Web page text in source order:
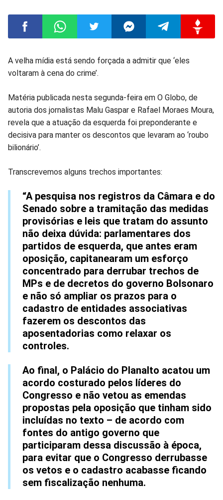
Compartilhar
Facebook
Compartilhar
Whatsapp
Compartilhar
Twitter
Compartilhar
Messenger
Compartilhar
TelegramGettr
A velha mídia está sendo forçada a admitir que ‘eles
voltaram à cena do crime’.
Matéria publicada nesta segunda-feira em O Globo, de
autoria dos jornalistas Malu Gaspar e Rafael Moraes Moura,
revela que a atuação da esquerda foi preponderante e
decisiva para manter os descontos que levaram ao ‘roubo
bilionário’.
Transcrevemos alguns trechos importantes:
“A pesquisa nos registros da Câmara e do
Senado sobre a tramitação das medidas
provisórias e leis que tratam do assunto
não deixa dúvida: parlamentares dos
partidos de esquerda, que antes eram
oposição, capitanearam um esforço
concentrado para derrubar trechos de
MPs e de decretos do governo Bolsonaro
e não só ampliar os prazos para o
cadastro de entidades associativas
fazerem os descontos das
aposentadorias como relaxar os
controles.
Ao final, o Palácio do Planalto acatou um
acordo costurado pelos líderes do
Congresso e não vetou as emendas
propostas pela oposição que tinham sido
incluídas no texto – de acordo com
fontes do antigo governo que
participaram dessa discussão à época,
para evitar que o Congresso derrubasse
os vetos e o cadastro acabasse ficando
sem fiscalização nenhuma.